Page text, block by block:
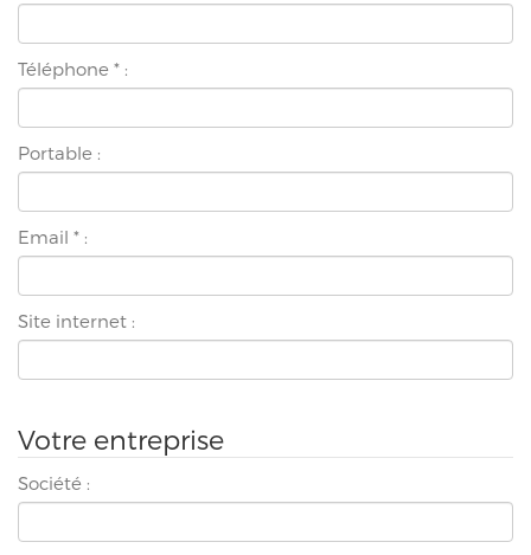
Téléphone * :
Portable :
Email * :
Site internet :
Votre entreprise
Société :